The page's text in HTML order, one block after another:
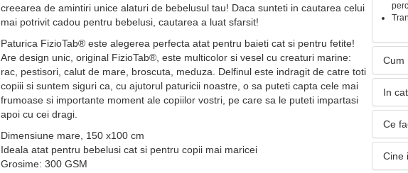
creearea de amintiri unice alaturi de bebelusul tau! Daca sunteti in cautarea celui
mai potrivit cadou pentru bebelusi, cautarea a luat sfarsit!
Paturica FizioTab® este alegerea perfecta atat pentru baieti cat si pentru fetite!
Are design unic, original FizioTab®, este multicolor si vesel cu creaturi marine:
rac, pestisori, calut de mare, broscuta, meduza. Delfinul este indragit de catre toti
copiii si suntem siguri ca, cu ajutorul paturicii noastre, o sa puteti capta cele mai
frumoase si importante moment ale copiilor vostri, pe care sa le puteti impartasi
apoi cu cei dragi.
Dimensiune mare, 150 x100 cm
Ideala atat pentru bebelusi cat si pentru copii mai maricei
Grosime: 300 GSM
Cum
In
Ce
Cine